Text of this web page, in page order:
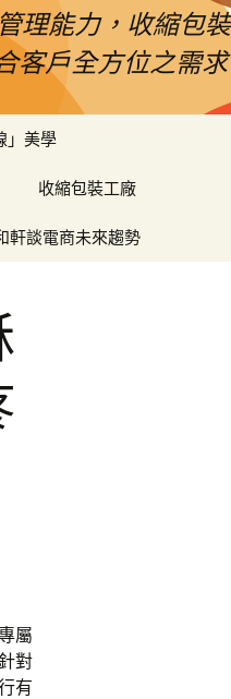
理能力，收縮包
客戶全方位之需
」美學
收縮包裝工廠
軒談電商未來趨勢
屬
對
有